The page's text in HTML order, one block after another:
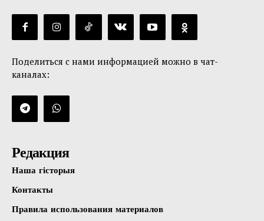
Поделиться с нами информацией можно в чат-
каналах:
Редакция
Наша гісторыя
Контакты
Правила использования материалов